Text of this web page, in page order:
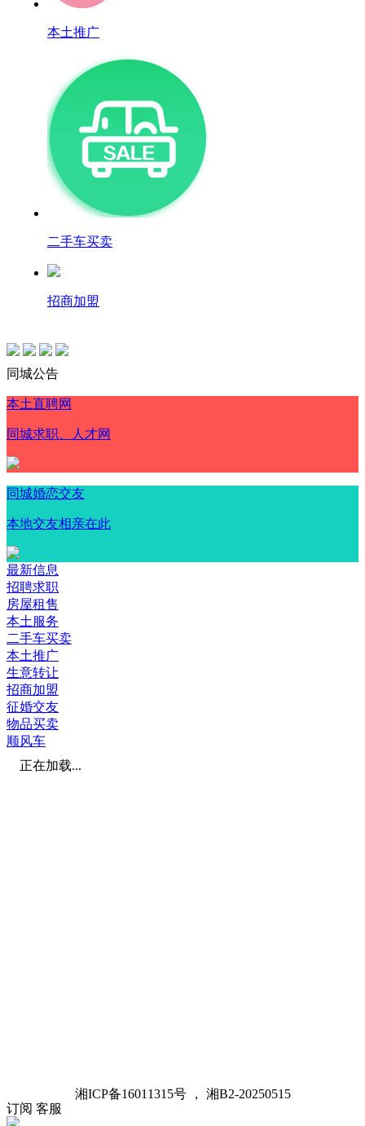
本土推广
二手车买卖
招商加盟
同城公告
本土直聘网
同城求职、人才网
同城婚恋交友
本地交友相亲在此
最新信息
招聘求职
房屋租售
本土服务
二手车买卖
本土推广
生意转让
招商加盟
征婚交友
物品买卖
顺风车
正在加载...
湘ICP备16011315号 ， 湘B2-20250515
订阅 客服